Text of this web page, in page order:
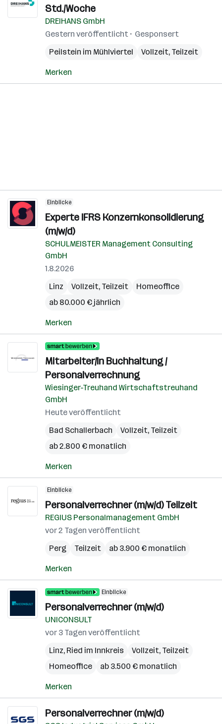
Std./Woche
DREIHANS GmbH
Gestern veröffentlicht
Gesponsert
Peilstein im Mühlviertel
Vollzeit, Teilzeit
Merken
Einblicke
Experte IFRS Konzernkonsolidierung
(m/w/d)
SCHULMEISTER Management Consulting
GmbH
1.8.2026
Linz
Vollzeit, Teilzeit
Homeoffice
ab 80.000 € jährlich
Merken
Mitarbeiter/In Buchhaltung /
Personalverrechnung
Wiesinger-Treuhand Wirtschaftstreuhand
GmbH
Heute veröffentlicht
Bad Schallerbach
Vollzeit, Teilzeit
ab 2.800 € monatlich
Merken
Einblicke
Personalverrechner (m/w/d) Teilzeit
REGIUS Personalmanagement GmbH
vor 2 Tagen veröffentlicht
Perg
Teilzeit ab 3.900 € monatlich
Merken
Einblicke
Personalverrechner (m/w/d)
UNICONSULT
vor 3 Tagen veröffentlicht
Linz, Ried im Innkreis
Vollzeit, Teilzeit
Homeoffice
ab 3.500 € monatlich
Merken
Personalverrechner (m/w/d)